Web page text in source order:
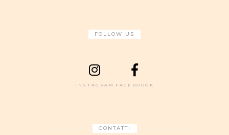
FOLLOW US
INSTAGRAM FACEBOOOK
CONTATTI